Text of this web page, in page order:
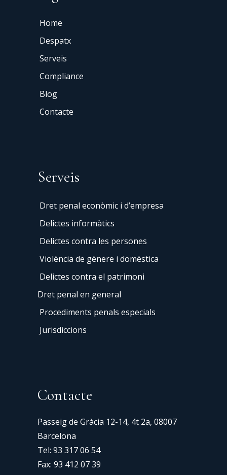
Home
Despatx
Serveis
Compliance
Blog
Contacte
Serveis
Dret penal econòmic i d’empresa
Delictes informàtics
Delictes contra les persones
Violència de gènere i domèstica
Delictes contra el patrimoni
Dret penal en general
Procediments penals especials
Jurisdiccions
Contacte
Passeig de Gràcia 12-14, 4t 2a, 08007
Barcelona
Tel: 93 317 06 54
Fax: 93 412 07 39